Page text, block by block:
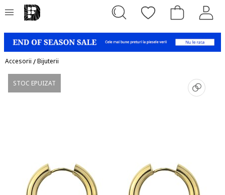
Accesorii /Bijuterii
STOC EPUIZAT